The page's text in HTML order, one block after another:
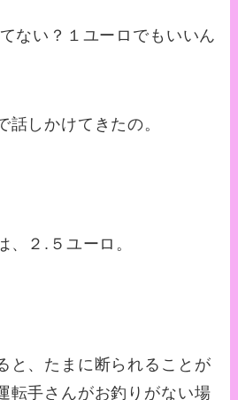
ない？１ユーロでもいいん
話しかけてきたの。
、２.５ユーロ。
と、たまに断られることが
転手さんがお釣りがない場